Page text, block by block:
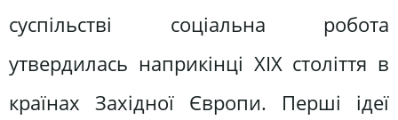
суспільстві соціальна робота
утвердилась наприкінці ХІХ століття в
країнах Західної Європи. Перші ідеї